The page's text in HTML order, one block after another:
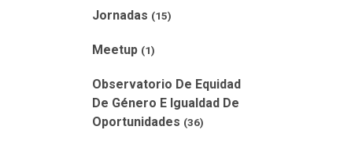
Jornadas (15)
Meetup (1)
Observatorio De Equidad
De Género E Igualdad De
Oportunidades (36)